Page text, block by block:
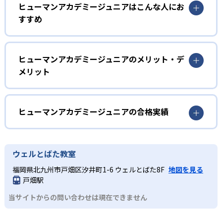
ヒューマンアカデミージュニアでは、ロボット教室、ロボ
ティクスプロフェッサーコース、こどもプログラミング教
室、科学教室、さんすう数学教室の5つのコースを展開。
STEAM教育の考え方を取り入れ、子どもの「好き」を養
う。
ロボット教室の監修は、ロボットの世界大会「ロボカッ
プ」で史上初となる5年連続優勝を果たしたロボットクリエ
イター高橋智隆 氏。ロボティクスプロフェッサーコース
は、千葉工業大学fuRo（未来ロボット技術研究センター）
材監修はRailsプログラマーとして活躍する鳥井雪 氏で、科
学教室の監修は京都大学iCeMS特定助教の樋口雅一 氏。さ
んすう数学教室のアドバイザーには東京大学先端科学技術
研究センター教授の西成活裕 氏と、各分野の第一線で活躍
する人物が監修者・アドバイザーとして名を連ねる。
3 全国規模の安心感
ヒューマンアカデミージュニアはこんな人にお
すすめ
幼児
子どもの好奇心を育みたい家庭
ヒューマンアカデミージュニアでは、ロボット教室のプラ
イマリーコースや科学教室（サイエンスゲーツ）など、小
学校入学前の幼児でも通えるコースが用意されている。ロ
ボットの作成や科学の実験を通して、子どもの好奇心を喚
起する。
楽しく学びを継続したい子ども
実際にロボットを作成するロボット教室、スモールステッ
プのこどもプログラミング教室、実験から学ぶ科学教室な
工夫が凝らされている。
ヒューマンアカデミージュニアのメリット・デ
メリット
どんなメリットがある?
ヒューマンアカデミージュニアは、ロボット教室、プログ
ラミング教室、科学教室、さんすう数学教室と多彩なコー
スを展開。世界的クリエイターや研究者などの専門家が監
修に基づいた内容で、子どもの探究意欲を引き出すことが
可能だ。全国2,000以上の教室ネットワークや全国大会を通
じたコミュニティ活動により、同世代の仲間と切磋琢磨で
きる環境が整い、継続的な学習意欲を維持しやすい点も大
きなメリットである。
どんなデメリットがある?
ヒューマンアカデミージュニアの合格実績
ヒューマンアカデミージュニアは合格実績を公式サイトで
ウェルとばた教室
福岡県北九州市戸畑区汐井町1-6 ウェルとばた8F 地図を見る
戸畑駅
当サイトからの問い合わせは現在できません